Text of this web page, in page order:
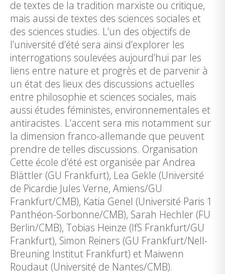
de textes de la tradition marxiste ou critique,
mais aussi de textes des sciences sociales et
des sciences studies. L’un des objectifs de
l’université d’été sera ainsi d’explorer les
interrogations soulevées aujourd’hui par les
liens entre nature et progrès et de parvenir à
un état des lieux des discussions actuelles
entre philosophie et sciences sociales, mais
aussi études féministes, environnementales et
antiracistes. L’accent sera mis notamment sur
la dimension franco-allemande que peuvent
prendre de telles discussions. Organisation
Cette école d’été est organisée par Andrea
Blättler (GU Frankfurt), Lea Gekle (Université
de Picardie Jules Verne, Amiens/GU
Frankfurt/CMB), Katia Genel (Université Paris 1
Panthéon-Sorbonne/CMB), Sarah Hechler (FU
Berlin/CMB), Tobias Heinze (IfS Frankfurt/GU
Frankfurt), Simon Reiners (GU Frankfurt/Nell-
Breuning Institut Frankfurt) et Maiwenn
Roudaut (Université de Nantes/CMB).